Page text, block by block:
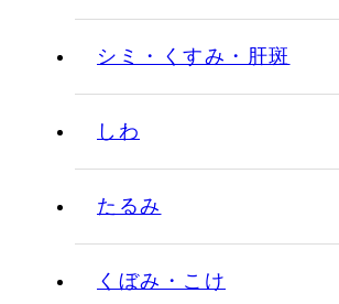
シミ・くすみ・肝斑
しわ
たるみ
くぼみ・こけ